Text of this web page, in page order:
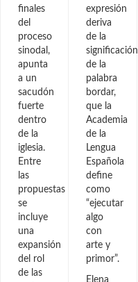
finales
del
proceso
sinodal,
apunta
a un
sacudón
fuerte
dentro
de la
iglesia.
Entre
las
propuestas
se
incluye
una
expansión
del rol
de las
expresión
deriva
de la
significación
de la
palabra
bordar,
que la
Academia
de la
Lengua
Española
define
como
“ejecutar
algo
con
arte y
primor”.
Elena